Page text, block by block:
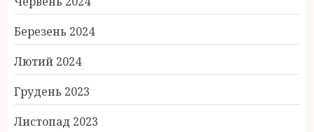
Березень 2024
Лютий 2024
Грудень 2023
Листопад 2023